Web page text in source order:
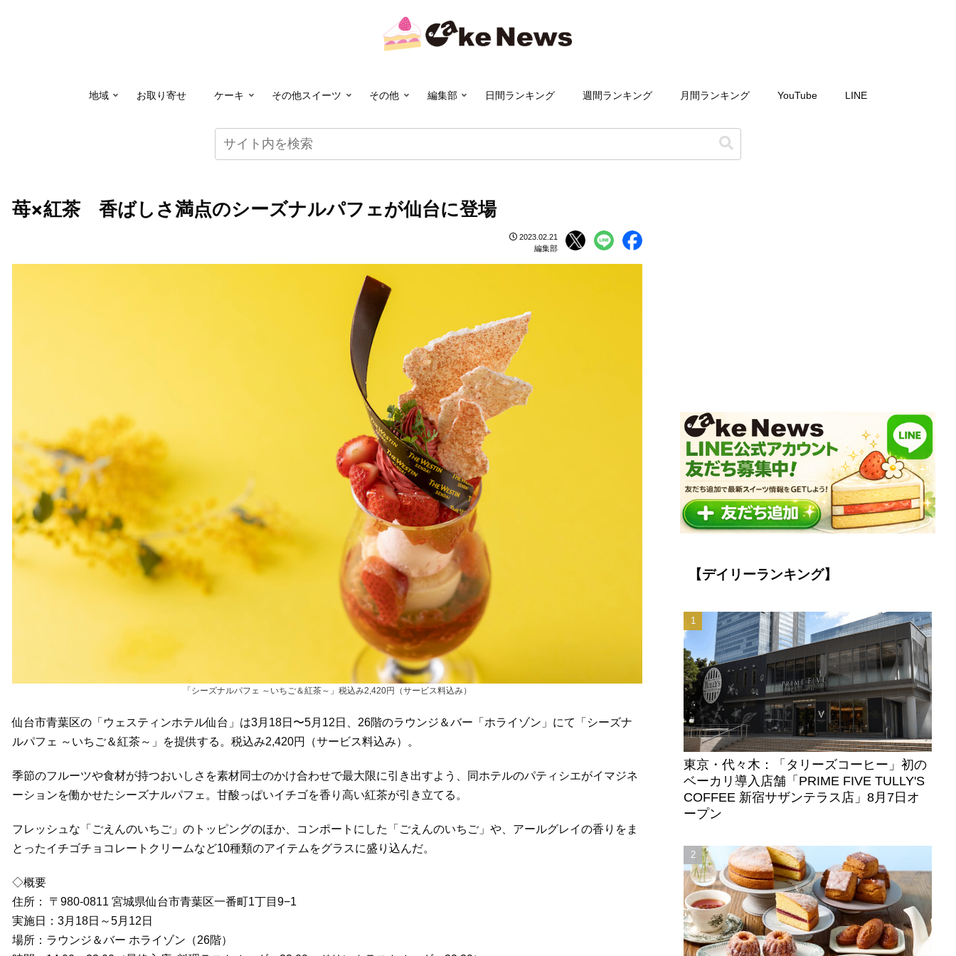
地域 お取り寄せ ケーキ その他スイーツ その他 編集部 日間ランキング 週間ランキング 月間ランキング YouTube LINE
苺×紅茶 香ばしさ満点のシーズナルパフェが仙台に登場
2023.02.21
編集部
「シーズナルパフェ ～いちご＆紅茶～」税込み2,420円（サービス料込み）
仙台市青葉区の「ウェスティンホテル仙台」は3月18日〜5月12日、26階のラウンジ＆バー「ホライゾン」にて「シーズナ
ルパフェ ～いちご＆紅茶～」を提供する。税込み2,420円（サービス料込み）。
季節のフルーツや食材が持つおいしさを素材同士のかけ合わせで最大限に引き出すよう、同ホテルのパティシエがイマジネ
ーションを働かせたシーズナルパフェ。甘酸っぱいイチゴを香り高い紅茶が引き立てる。
フレッシュな「ごえんのいちご」のトッピングのほか、コンポートにした「ごえんのいちご」や、アールグレイの香りをま
とったイチゴチョコレートクリームなど10種類のアイテムをグラスに盛り込んだ。
◇概要
住所： 〒980-0811 宮城県仙台市青葉区一番町1丁目9−1
実施日：3月18日～5月12日
場所：ラウンジ＆バー ホライゾン（26階）
【デイリーランキング】
東京・代々木：「タリーズコーヒー」初の
ベーカリ導入店舗「PRIME FIVE TULLY'S
COFFEE 新宿サザンテラス店」8月7日オ
ープン